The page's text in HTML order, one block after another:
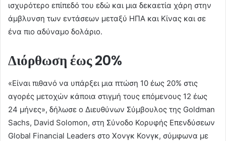
ισχυρότερο επίπεδό του εδώ και μια δεκαετία χάρη στην
άμβλυνση των εντάσεων μεταξύ ΗΠΑ και Κίνας και σε
ένα πιο αδύναμο δολάριο.
Διόρθωση έως 20%
«Είναι πιθανό να υπάρξει μια πτώση 10 έως 20% στις
αγορές μετοχών κάποια στιγμή τους επόμενους 12 έως
24 μήνες», δήλωσε ο Διευθύνων Σύμβουλος της Goldman
Sachs, David Solomon, στη Σύνοδο Κορυφής Επενδύσεων
Global Financial Leaders στο Χονγκ Κονγκ, σύμφωνα με